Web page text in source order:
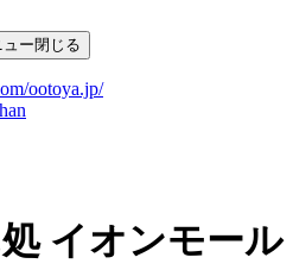
ー閉じる
ootoya.jp/
イオンモール